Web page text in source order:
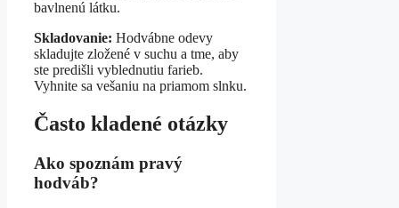
bavlnenú látku.
Skladovanie: Hodvábne odevy
skladujte zložené v suchu a tme, aby
ste predišli vyblednutiu farieb.
Vyhnite sa vešaniu na priamom slnku.
Často kladené otázky
Ako spoznám pravý
hodváb?